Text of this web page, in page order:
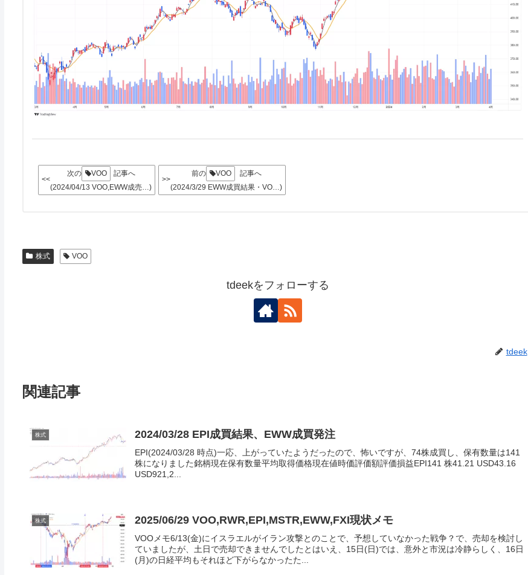
<<
次の VOO
記事へ
(2024/04/13 VOO,EWW成売…)
>>
前の VOO
記事へ
(2024/3/29 EWW成買結果・VO…)
株式 VOO
tdeekをフォローする
tdeek
関連記事
株式 2024/03/28 EPI成買結果、EWW成買発注
EPI(2024/03/28 時点)一応、上がっていたようだったので、怖いですが、74株成買し、保有数量は141
株になりました銘柄現在保有数量平均取得価格現在値時価評価額評価損益EPI141 株41.21 USD43.16
USD921,2...
株式 2025/06/29 VOO,RWR,EPI,MSTR,EWW,FXI現状メモ
VOOメモ6/13(金)にイスラエルがイラン攻撃とのことで、予想していなかった戦争？で、売却を検討し
ていましたが、土日で売却できませんでしたとはいえ、15日(日)では、意外と市況は冷静らしく、16日
(月)の日経平均もそれほど下がらなかったた...